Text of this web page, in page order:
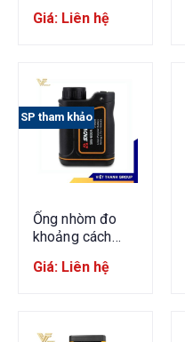
Giá: Liên hệ
SP tham khảo
Ống nhòm đo
khoảng cách
600A
Giá: Liên hệ